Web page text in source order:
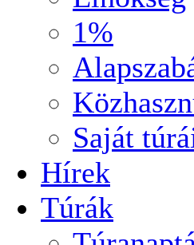
1%
Saját
Hírek
Túrák